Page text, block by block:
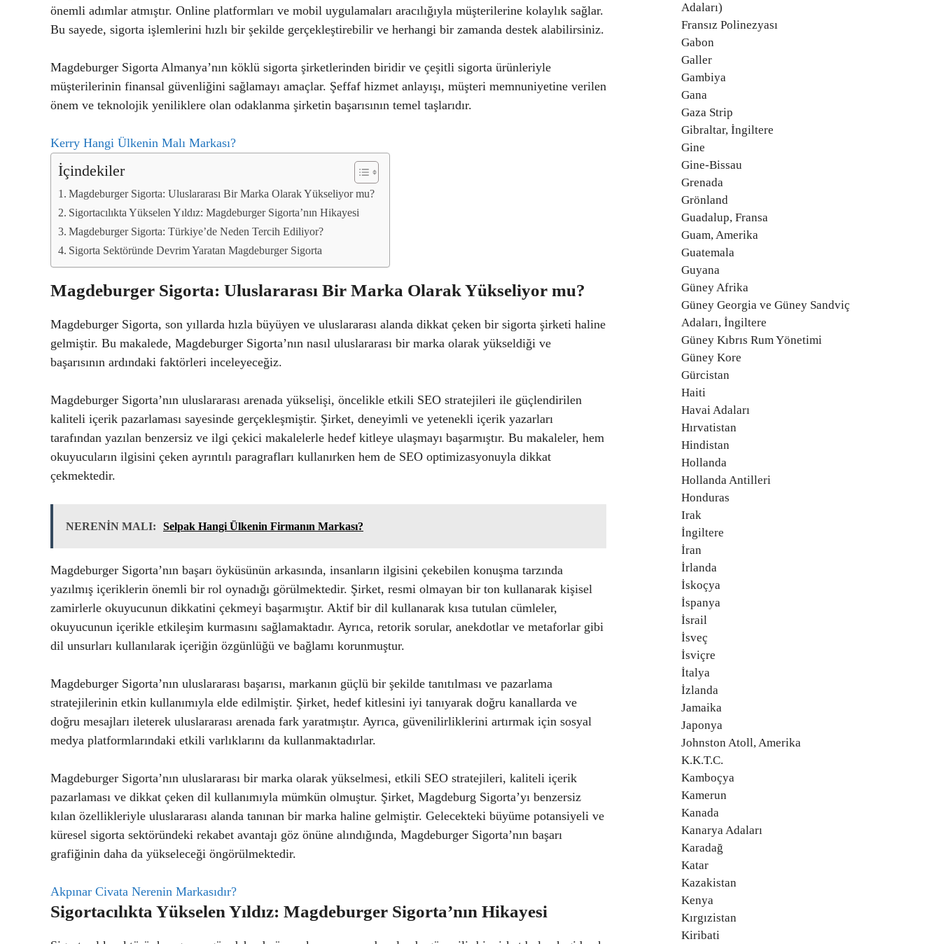
önemli adımlar atmıştır. Online platformları ve mobil uygulamaları aracılığıyla müşterilerine kolaylık sağlar.
Bu sayede, sigorta işlemlerini hızlı bir şekilde gerçekleştirebilir ve herhangi bir zamanda destek alabilirsiniz.
Magdeburger Sigorta Almanya’nın köklü sigorta şirketlerinden biridir ve çeşitli sigorta ürünleriyle
müşterilerinin finansal güvenliğini sağlamayı amaçlar. Şeffaf hizmet anlayışı, müşteri memnuniyetine verilen
önem ve teknolojik yeniliklere olan odaklanma şirketin başarısının temel taşlarıdır.
Kerry Hangi Ülkenin Malı Markası?
İçindekiler
Magdeburger Sigorta: Uluslararası Bir Marka Olarak Yükseliyor mu?
Sigortacılıkta Yükselen Yıldız: Magdeburger Sigorta’nın Hikayesi
Magdeburger Sigorta: Türkiye’de Neden Tercih Ediliyor?
Sigorta Sektöründe Devrim Yaratan Magdeburger Sigorta
Magdeburger Sigorta: Uluslararası Bir Marka Olarak Yükseliyor mu?
Magdeburger Sigorta, son yıllarda hızla büyüyen ve uluslararası alanda dikkat çeken bir sigorta şirketi haline
gelmiştir. Bu makalede, Magdeburger Sigorta’nın nasıl uluslararası bir marka olarak yükseldiği ve
başarısının ardındaki faktörleri inceleyeceğiz.
Magdeburger Sigorta’nın uluslararası arenada yükselişi, öncelikle etkili SEO stratejileri ile güçlendirilen
kaliteli içerik pazarlaması sayesinde gerçekleşmiştir. Şirket, deneyimli ve yetenekli içerik yazarları
tarafından yazılan benzersiz ve ilgi çekici makalelerle hedef kitleye ulaşmayı başarmıştır. Bu makaleler, hem
okuyucuların ilgisini çeken ayrıntılı paragrafları kullanırken hem de SEO optimizasyonuyla dikkat
çekmektedir.
NERENİN MALI: Selpak Hangi Ülkenin Firmanın Markası?
Magdeburger Sigorta’nın başarı öyküsünün arkasında, insanların ilgisini çekebilen konuşma tarzında
yazılmış içeriklerin önemli bir rol oynadığı görülmektedir. Şirket, resmi olmayan bir ton kullanarak kişisel
zamirlerle okuyucunun dikkatini çekmeyi başarmıştır. Aktif bir dil kullanarak kısa tutulan cümleler,
okuyucunun içerikle etkileşim kurmasını sağlamaktadır. Ayrıca, retorik sorular, anekdotlar ve metaforlar gibi
dil unsurları kullanılarak içeriğin özgünlüğü ve bağlamı korunmuştur.
Magdeburger Sigorta’nın uluslararası başarısı, markanın güçlü bir şekilde tanıtılması ve pazarlama
stratejilerinin etkin kullanımıyla elde edilmiştir. Şirket, hedef kitlesini iyi tanıyarak doğru kanallarda ve
doğru mesajları ileterek uluslararası arenada fark yaratmıştır. Ayrıca, güvenilirliklerini artırmak için sosyal
medya platformlarındaki etkili varlıklarını da kullanmaktadırlar.
Magdeburger Sigorta’nın uluslararası bir marka olarak yükselmesi, etkili SEO stratejileri, kaliteli içerik
pazarlaması ve dikkat çeken dil kullanımıyla mümkün olmuştur. Şirket, Magdeburg Sigorta’yı benzersiz
kılan özellikleriyle uluslararası alanda tanınan bir marka haline gelmiştir. Gelecekteki büyüme potansiyeli ve
küresel sigorta sektöründeki rekabet avantajı göz önüne alındığında, Magdeburger Sigorta’nın başarı
grafiğinin daha da yükseleceği öngörülmektedir.
Akpınar Civata Nerenin Markasıdır?
Sigortacılıkta Yükselen Yıldız: Magdeburger Sigorta’nın Hikayesi
Adaları)
Fransız Polinezyası
Gabon
Galler
Gambiya
Gana
Gaza Strip
Gibraltar, İngiltere
Gine
Gine-Bissau
Grenada
Grönland
Guadalup, Fransa
Guam, Amerika
Guatemala
Guyana
Güney Afrika
Güney Georgia ve Güney Sandviç
Adaları, İngiltere
Güney Kıbrıs Rum Yönetimi
Güney Kore
Gürcistan
Haiti
Havai Adaları
Hırvatistan
Hindistan
Hollanda
Hollanda Antilleri
Honduras
Irak
İngiltere
İran
İrlanda
İskoçya
İspanya
İsrail
İsveç
İsviçre
İtalya
İzlanda
Jamaika
Japonya
Johnston Atoll, Amerika
K.K.T.C.
Kamboçya
Kamerun
Kanada
Kanarya Adaları
Karadağ
Katar
Kazakistan
Kenya
Kırgızistan
Kiribati